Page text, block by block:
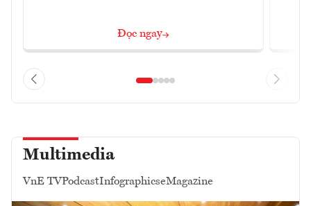
Đọc ngay
Multimedia
VnE TVPodcastInfographicseMagazine